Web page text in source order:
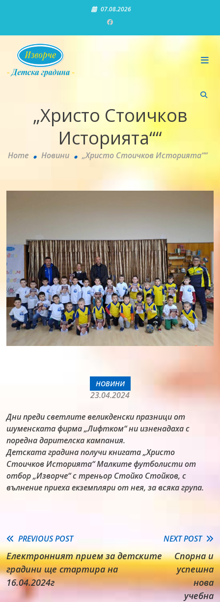
07.08.2026
Детска градина "Изворче"
„Христо Стоичков
Историята““
Home Новини „Христо Стоичков Историята““
НОВИНИ
23.04.2024
Дни преди светлите великденски празници от
шуменската фирма „Лифтком“ ни изненадаха с
поредна дарителска кампания.
Детската градина получи книгата „Христо
Стоичков Историята“ Малките футболисти от
отбор „Изворче“ с треньор Стойко Стойков, с
вълнение приеха екземпляри от нея, за всяка група.
Read
more
articles
PREVIOUS POST
Електронният прием за детските
градини ще стартира на
16.04.2024г
NEXT POST
Спорна и
успешна
нова
учебна